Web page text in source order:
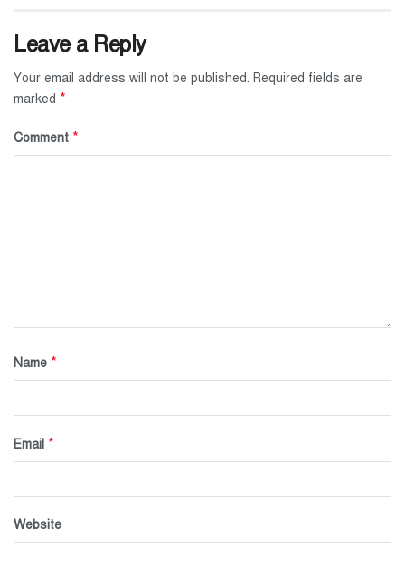
Leave a Reply
Your email address will not be published. Required fields are
marked *
Comment *
Name *
Email *
Website